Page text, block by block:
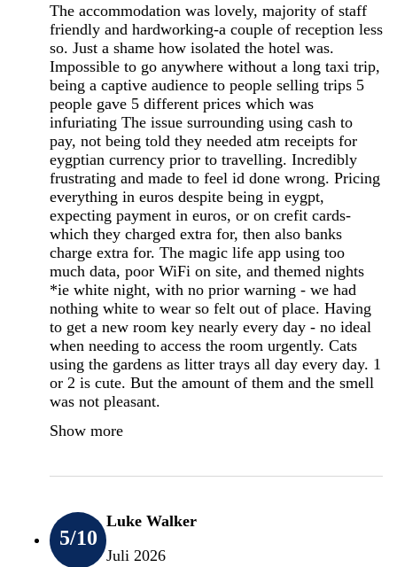
The accommodation was lovely, majority of staff
friendly and hardworking-a couple of reception less
so. Just a shame how isolated the hotel was.
Impossible to go anywhere without a long taxi trip,
being a captive audience to people selling trips 5
people gave 5 different prices which was
infuriating The issue surrounding using cash to
pay, not being told they needed atm receipts for
eygptian currency prior to travelling. Incredibly
frustrating and made to feel id done wrong. Pricing
everything in euros despite being in eygpt,
expecting payment in euros, or on crefit cards-
which they charged extra for, then also banks
charge extra for. The magic life app using too
much data, poor WiFi on site, and themed nights
*ie white night, with no prior warning - we had
nothing white to wear so felt out of place. Having
to get a new room key nearly every day - no ideal
when needing to access the room urgently. Cats
using the gardens as litter trays all day every day. 1
or 2 is cute. But the amount of them and the smell
was not pleasant.
Show more
5/10
Luke Walker
Juli 2026